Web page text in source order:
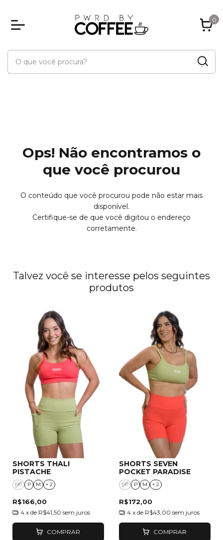
0
Ops! Não encontramos o
que você procurou
O conteúdo que você procurou pode não estar mais
disponível.
Certifique-se de que você digitou o endereço
corretamente.
Talvez você se interesse pelos seguintes
produtos
SHORTS THALI
PISTACHE
PP P M + 2
R$166,00
4 x de R$41,50 sem juros
COMPRAR
SHORTS SEVEN
POCKET PARADISE
PP P M + 2
R$172,00
4 x de R$43,00 sem juros
COMPRAR